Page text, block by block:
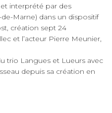
interprété par des
de-Marne) dans un dispositif
création sept 24
et l’acteur Pierre Meunier,
trio Langues et Lueurs avec
depuis sa création en